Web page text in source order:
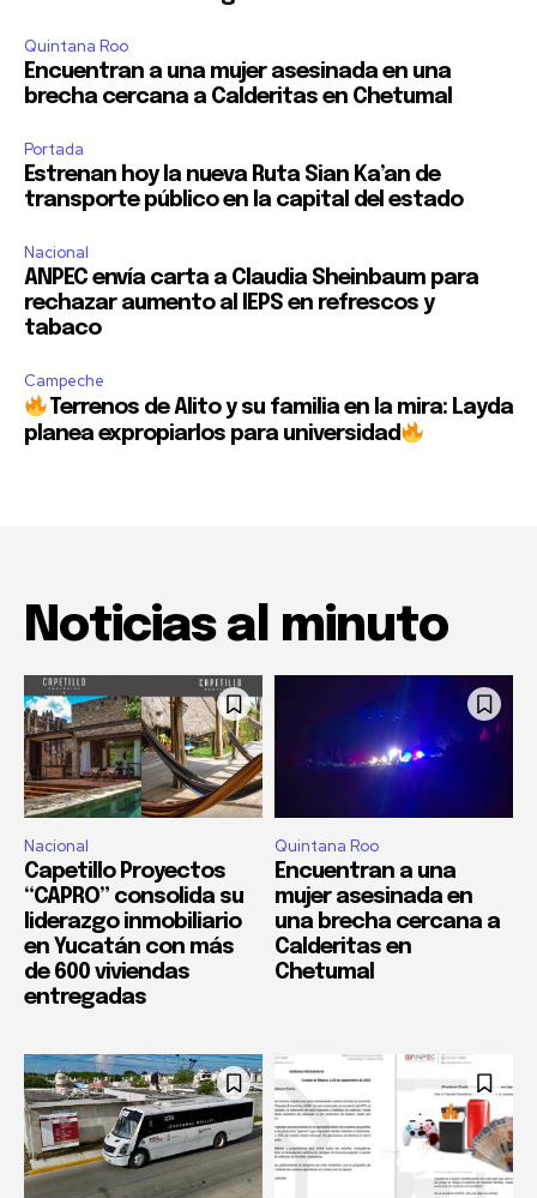
Quintana Roo
Encuentran a una mujer asesinada en una
brecha cercana a Calderitas en Chetumal
Portada
Estrenan hoy la nueva Ruta Sian Ka’an de
transporte público en la capital del estado
Nacional
ANPEC envía carta a Claudia Sheinbaum para
rechazar aumento al IEPS en refrescos y
tabaco
Campeche
Terrenos de Alito y su familia en la mira: Layda
planea expropiarlos para universidad
Noticias al minuto
Nacional
Capetillo Proyectos
“CAPRO” consolida su
liderazgo inmobiliario
en Yucatán con más
de 600 viviendas
entregadas
Quintana Roo
Encuentran a una
mujer asesinada en
una brecha cercana a
Calderitas en
Chetumal